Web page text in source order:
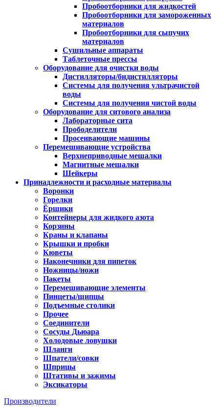
Пробоотборники для жидкостей
Пробоотборники для замороженных
материалов
Пробоотборники для сыпучих
материалов
Сушильные аппараты
Таблеточные прессы
Оборудование для очистки воды
Дистилляторы/бидистилляторы
Системы для получения ультрачистой
воды
Системы для получения чистой воды
Оборудование для ситового анализа
Лабораторные сита
Прободелители
Просеивающие машины
Перемешивающие устройства
Верхнеприводные мешалки
Магнитные мешалки
Шейкеры
Принадлежности и расходные материалы
Воронки
Горелки
Ёршики
Контейнеры для жидкого азота
Корзины
Краны и клапаны
Крышки и пробки
Кюветы
Наконечники для пипеток
Ножницы/ножи
Пакеты
Перемешивающие элементы
Пинцеты/щипцы
Подъемные столики
Прочее
Соединители
Сосуды Дьюара
Холодовые ловушки
Шланги
Шпатели/совки
Шприцы
Штативы и зажимы
Эксикаторы
Производители